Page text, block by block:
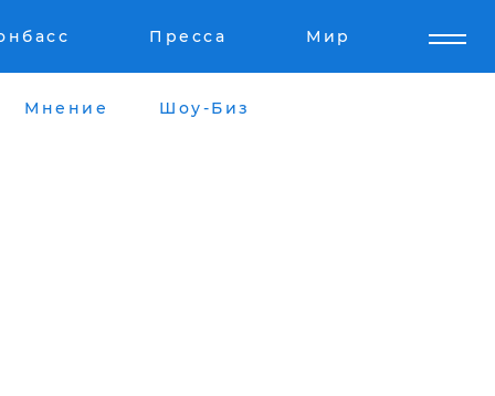
Пресса Мир
Мнение Шоу-Биз